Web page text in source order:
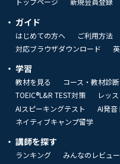
ガイド
はじめての方へ ご利用方法
対応ブラウザダウンロード
学習
教材を見る コース・教材診断
TOEIC®L&R TEST対策
レッ
AIスピーキングテスト
AI発
ネイティブキャンプ留学
講師を探す
ランキング みんなのレビュー